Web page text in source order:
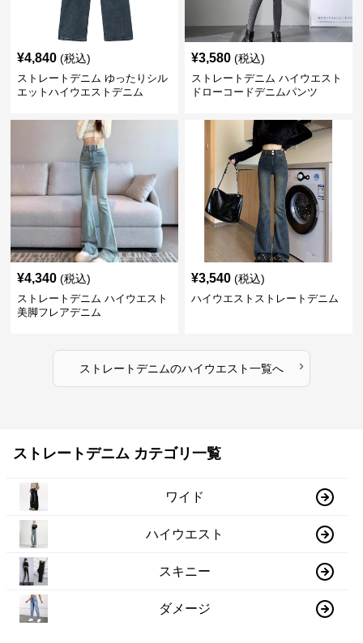
¥4,840 (税込)
ストレートデニム ゆったりシル
エットハイウエストデニム
¥3,580 (税込)
ストレートデニム ハイウエスト
ドローコードデニムパンツ
¥4,340 (税込)
ストレートデニム ハイウエスト
美脚フレアデニム
¥3,540 (税込)
ハイウエストストレートデニム
ストレートデニムのハイウエスト一覧へ ›
ストレートデニム カテゴリ一覧
ワイド
ハイウエスト
スキニー
ダメージ